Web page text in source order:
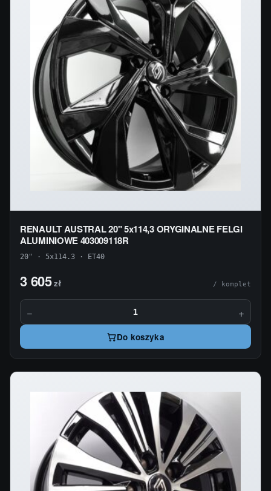
RENAULT AUSTRAL 20" 5x114,3 ORYGINALNE FELGI
ALUMINIOWE 403009118R
20" · 5x114.3 · ET40
3 605zł / komplet
− +
Do koszyka